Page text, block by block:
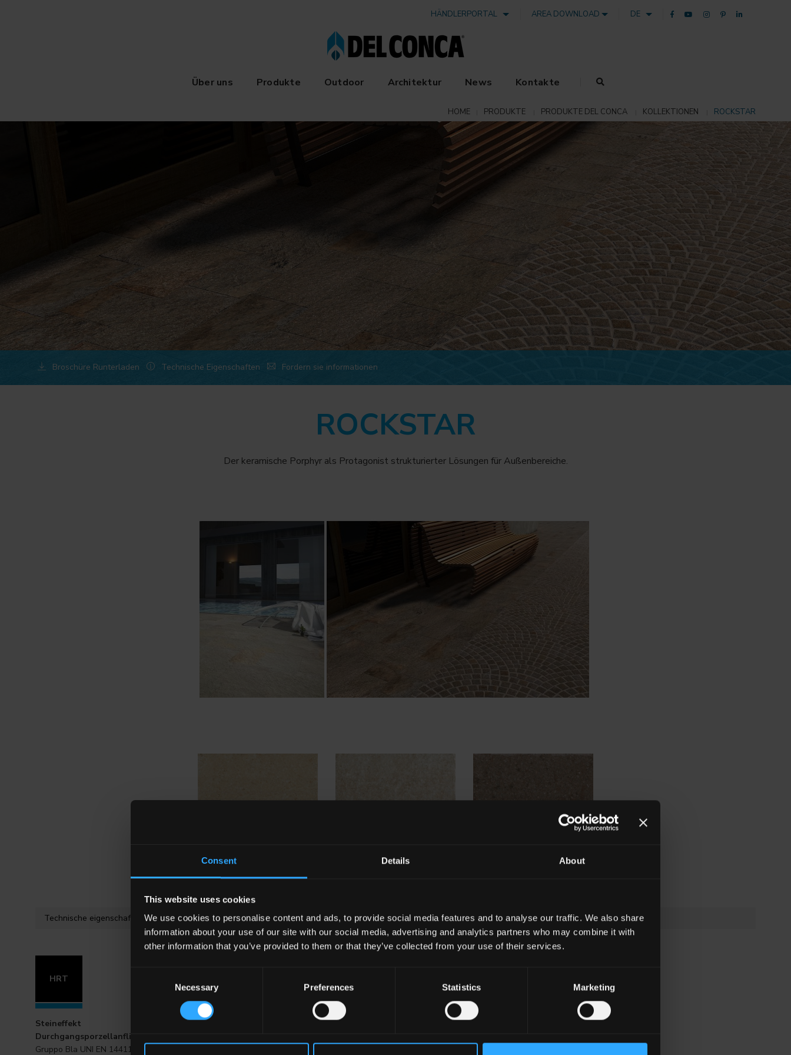
Consent Details About
This website uses cookies
We use cookies to personalise content and ads, to provide social media features and to analyse our traffic. We also share
information about your use of our site with our social media, advertising and analytics partners who may combine it with
other information that you’ve provided to them or that they’ve collected from your use of their services.
Necessary Preferences Statistics Marketing
HÄNDLERPORTAL AREA DOWNLOAD DE
Über uns Produkte Outdoor Architektur News Kontakte
HOME PRODUKTE PRODUKTE DEL CONCA KOLLEKTIONEN ROCKSTAR
Broschüre Runterladen Technische Eigenschaften Fordern sie informationen
ROCKSTAR
Der keramische Porphyr als Protagonist strukturierter Lösungen für Außenbereiche.
Technische eigenschaften
HRT
Steineffekt
Durchgangsporzellanfliesen
Gruppo Bla UNI EN 14411_G
Verfügbare Größen